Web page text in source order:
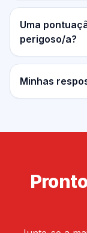
Uma
perigoso/a?
Minhas